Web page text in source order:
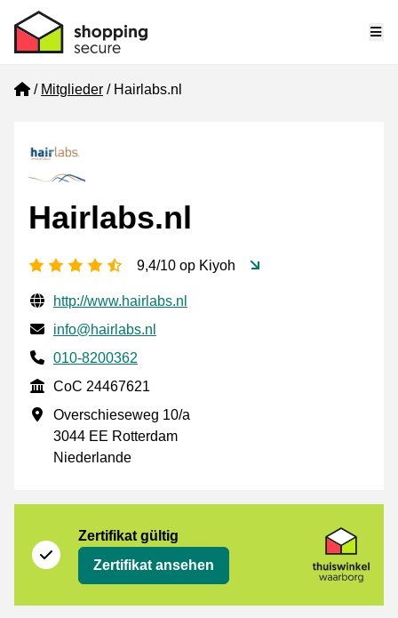
Home
Mitglieder Hairlabs.nl
Hairlabs.nl
[_General:NumberOfStarsPluralFormat]
9,4/10 op Kiyoh
Geprüfte Kontaktinformationen
Website URL
http://www.hairlabs.nl
E-mail
info@hairlabs.nl
Phone number
010-8200362
CoC
CoC 24467621
Geschäftsadresse
Overschieseweg 10/a
3044 EE Rotterdam
Niederlande
Zertifikat gültig
Zertifikat ansehen